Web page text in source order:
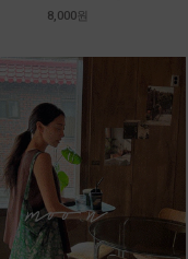
8,000원